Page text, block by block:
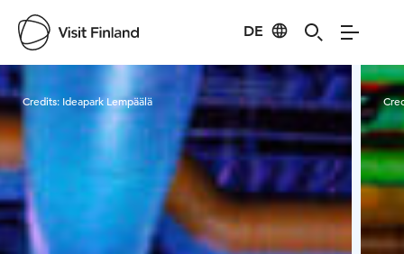
DE
Visit Finland
Credits: Ideapark Lempäälä